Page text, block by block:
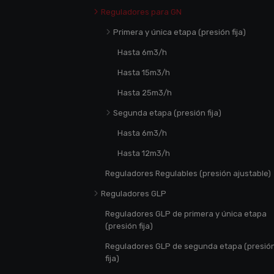
Reguladores para GN
Primera y única etapa (presión fija)
Hasta 6m3/h
Hasta 15m3/h
Hasta 25m3/h
Segunda etapa (presión fija)
Hasta 6m3/h
Hasta 12m3/h
Reguladores Regulables (presión ajustable)
Reguladores GLP
Reguladores GLP de primera y única etapa
(presión fija)
Reguladores GLP de segunda etapa
fija)